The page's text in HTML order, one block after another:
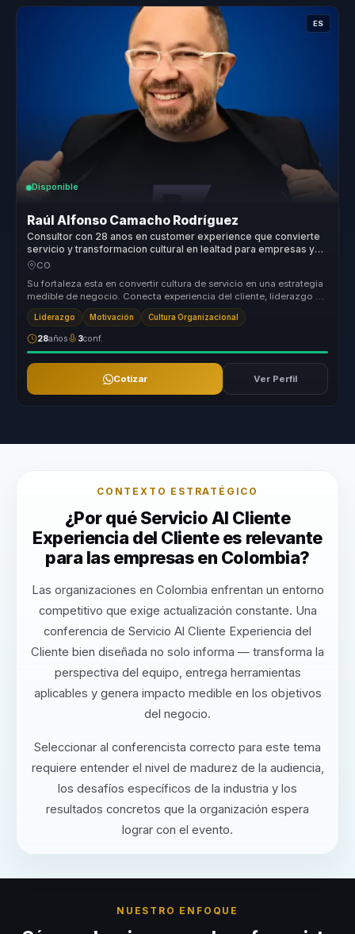
ES
Disponible
Raúl Alfonso Camacho Rodríguez
Consultor con 28 anos en customer experience que convierte
servicio y transformacion cultural en lealtad para empresas y
equipos.
CO
Su fortaleza esta en convertir cultura de servicio en una estrategia
medible de negocio. Conecta experiencia del cliente, liderazgo y
cli...
Liderazgo Motivación Cultura Organizacional
28años 3conf.
Cotizar Ver Perfil
CONTEXTO ESTRATÉGICO
¿Por qué Servicio Al Cliente
Experiencia del Cliente es relevante
para las empresas en Colombia?
Las organizaciones en Colombia enfrentan un entorno
competitivo que exige actualización constante. Una
conferencia de Servicio Al Cliente Experiencia del
Cliente bien diseñada no solo informa — transforma la
perspectiva del equipo, entrega herramientas
aplicables y genera impacto medible en los objetivos
del negocio.
Seleccionar al conferencista correcto para este tema
requiere entender el nivel de madurez de la audiencia,
los desafíos específicos de la industria y los
resultados concretos que la organización espera
lograr con el evento.
NUESTRO ENFOQUE